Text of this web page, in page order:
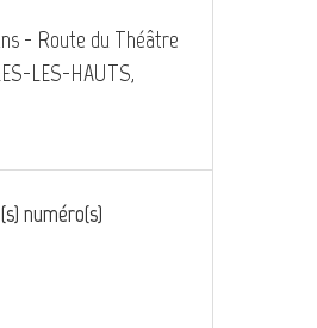
- Route du Théâtre
LES-HAUTS,
numéro(s)